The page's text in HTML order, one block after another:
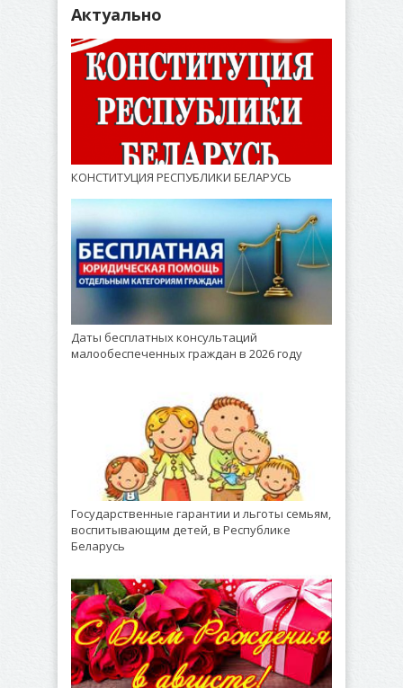
Актуально
КОНСТИТУЦИЯ РЕСПУБЛИКИ БЕЛАРУСЬ
Даты бесплатных консультаций
малообеспеченных граждан в 2026 году
Государственные гарантии и льготы семьям,
воспитывающим детей, в Республике
Беларусь